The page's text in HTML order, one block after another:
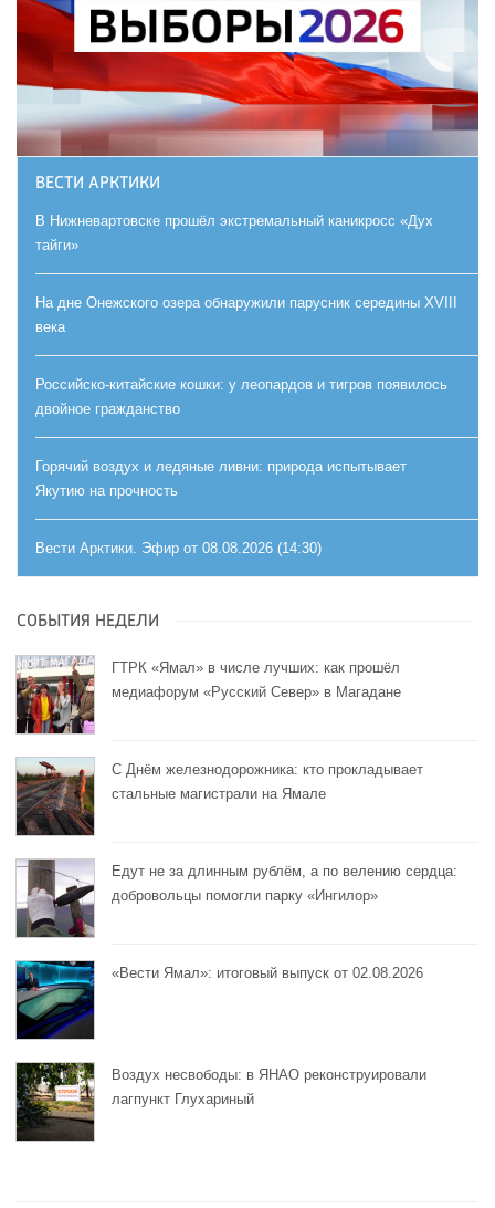
ВЕСТИ АРКТИКИ
В Нижневартовске прошёл экстремальный каникросс «Дух
тайги»
На дне Онежского озера обнаружили парусник середины XVIII
века
Российско-китайские кошки: у леопардов и тигров появилось
двойное гражданство
Горячий воздух и ледяные ливни: природа испытывает
Якутию на прочность
Вести Арктики. Эфир от 08.08.2026 (14:30)
СОБЫТИЯ НЕДЕЛИ
ГТРК «Ямал» в числе лучших: как прошёл
медиафорум «Русский Север» в Магадане
С Днём железнодорожника: кто прокладывает
стальные магистрали на Ямале
Едут не за длинным рублём, а по велению сердца:
добровольцы помогли парку «Ингилор»
«Вести Ямал»: итоговый выпуск от 02.08.2026
Воздух несвободы: в ЯНАО реконструировали
лагпункт Глухариный